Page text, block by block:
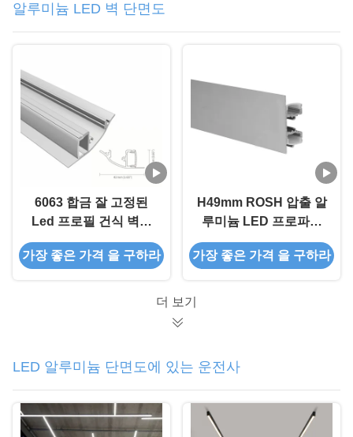
알루미늄 LED 벽 단면도
6063 합금 잘 고정된
Led 프로필 건식 벽체
석고 K59 스프레이 코
팅
가장 좋은 가격 을 구하라
H49mm ROSH 압출 알
루미늄 LED 프로파일
샌드 블라스팅 6063 T5
가장 좋은 가격 을 구하라
더 보기
LED 알루미늄 단면도에 있는 운전사